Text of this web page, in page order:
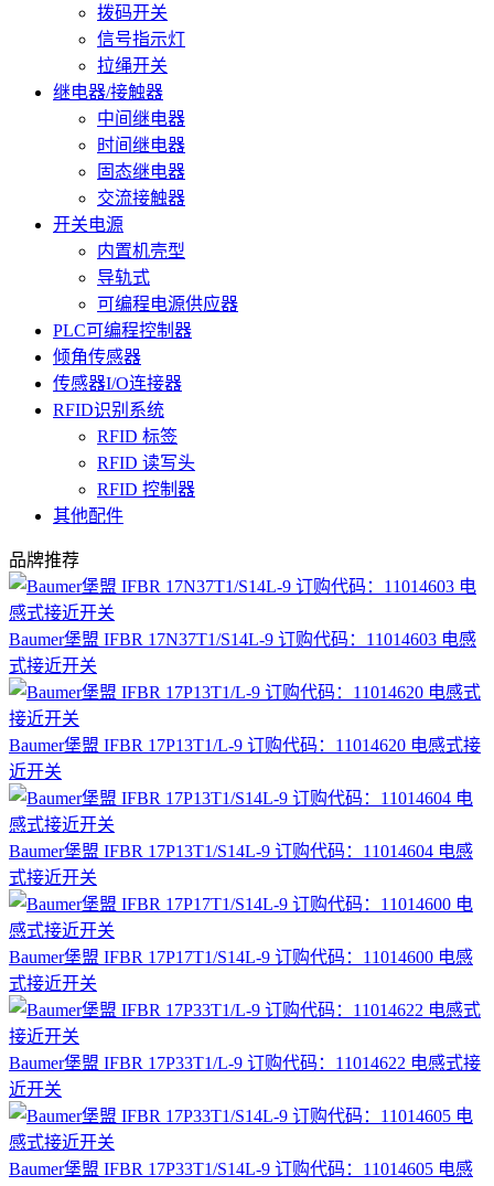
拨码开关
信号指示灯
拉绳开关
继电器/接触器
中间继电器
时间继电器
固态继电器
交流接触器
开关电源
内置机壳型
导轨式
可编程电源供应器
PLC可编程控制器
倾角传感器
传感器I/O连接器
RFID识别系统
RFID 标签
RFID 读写头
RFID 控制器
其他配件
品牌推荐
Baumer堡盟 IFBR 17N37T1/S14L-9 订购代码：11014603 电感
式接近开关
Baumer堡盟 IFBR 17P13T1/L-9 订购代码：11014620 电感式接
近开关
Baumer堡盟 IFBR 17P13T1/S14L-9 订购代码：11014604 电感
式接近开关
Baumer堡盟 IFBR 17P17T1/S14L-9 订购代码：11014600 电感
式接近开关
Baumer堡盟 IFBR 17P33T1/L-9 订购代码：11014622 电感式接
近开关
Baumer堡盟 IFBR 17P33T1/S14L-9 订购代码：11014605 电感